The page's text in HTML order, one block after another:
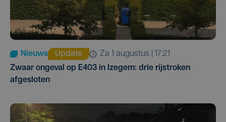
Nieuws Update
za 1 augustus | 17:21
Zwaar ongeval op E403 in Izegem: drie rijstroken
afgesloten